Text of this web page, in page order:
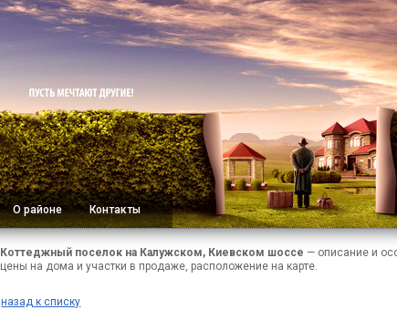
О районе Контакты
Коттеджный поселок на Калужском, Киевском шоссе — описание и
цены на дома и участки в продаже, расположение на карте.
назад к списку